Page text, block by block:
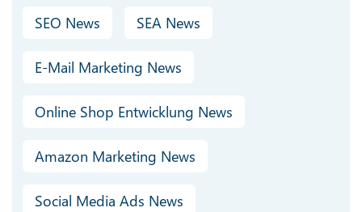
SEO News SEA News
E-Mail Marketing News
Online Shop Entwicklung News
Amazon Marketing News
Social Media Ads News